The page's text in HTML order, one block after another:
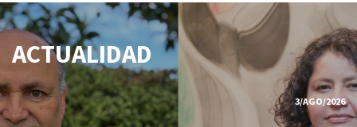
ACTUALIDAD
3/AGO/2026